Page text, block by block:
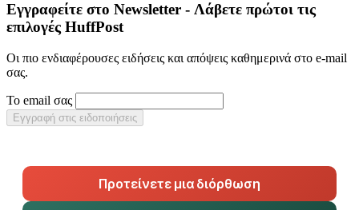
Εγγραφείτε στο Newsletter - Λάβετε πρώτοι τις
επιλογές HuffPost
Οι πιο ενδιαφέρουσες ειδήσεις και απόψεις καθημερινά στο e-mail
σας.
Το email σας
Εγγραφή στις ειδοποιήσεις
Προτείνετε μια διόρθωση